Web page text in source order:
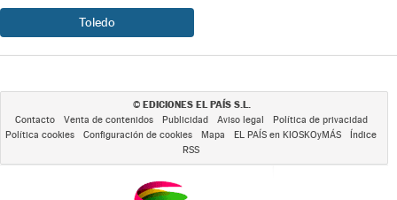
Toledo
© EDICIONES EL PAÍS S.L.
Contacto Venta de contenidos Publicidad Aviso legal
Política de privacidad
Política cookies
Configuración de cookies Mapa EL PAÍS en KIOSKOyMÁS
Índice
RSS